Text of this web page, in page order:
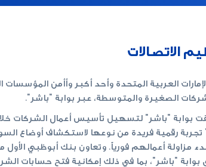
الاتصالات
العربية المتحدة وأحد أكبر وأأمن المؤسسات
الصغيرة والمتوسطة، عبر بوابة "باشر".
تجربة رقمية فريدة من نوعها لاستكشاف أوضاع
أعمالهم فورياً. وتعاون بنك أبوظبي